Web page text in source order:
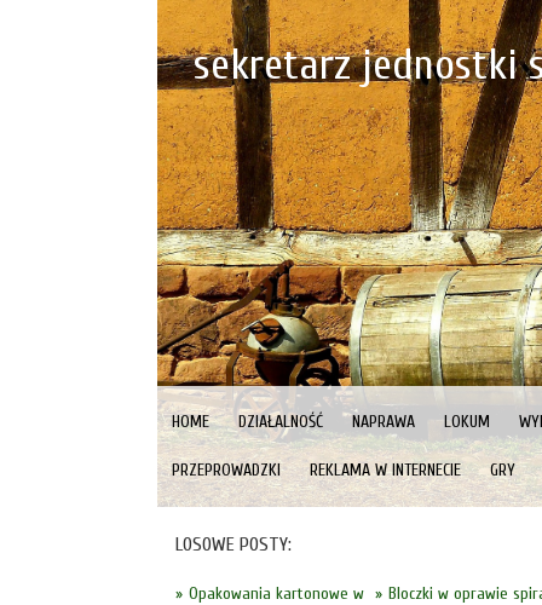
HOME DZIAŁALNOŚĆ NAPRAWA LOKUM
PRZEPROWADZKI REKLAMA W INTERNECIE GRY
sekretarz jednostki
LOSOWE POSTY:
Bloczki w oprawie
Opakowania kartonowe w